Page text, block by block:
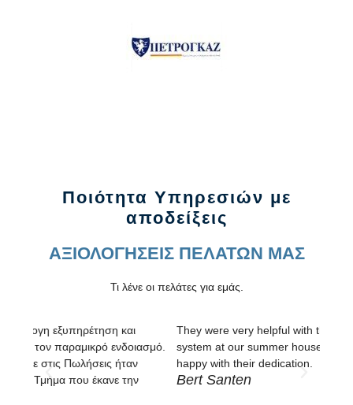
Ποιότητα Υπηρεσιών με
αποδείξεις
AΞΙΟΛΟΓΗΣΕΙΣ ΠΕΛΑΤΩΝ ΜΑΣ
Τι λένε οι πελάτες για εμάς.
They were very helpful with the setups of our alarm
system at our summer house in Mykonos. We are very
happy with their dedication.
Bert Santen